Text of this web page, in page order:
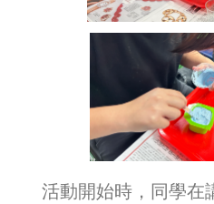
活動開始時，同學在